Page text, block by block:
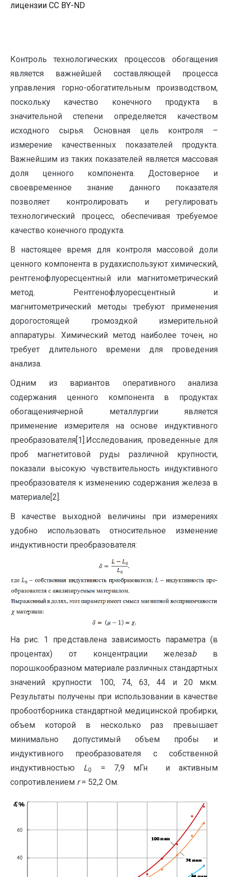
лицензии CC BY-ND
Контроль технологических процессов обогащения
является важнейшей составляющей процесса
управления горно-обогатительным производством,
поскольку качество конечного продукта в
значительной степени определяется качеством
исходного сырья. Основная цель контроля –
измерение качественных показателей продукта.
Важнейшим из таких показателей является массовая
доля ценного компонента. Достоверное и
своевременное знание данного показателя
позволяет контролировать и регулировать
технологический процесс, обеспечивая требуемое
качество конечного продукта.
В настоящее время для контроля массовой доли
ценного компонента в рудахиспользуют химический,
рентгенофлуоресцентный или магнитометрический
метод. Рентгенофлуоресцентный и
магнитометрический методы требуют применения
дорогостоящей громоздкой измерительной
аппаратуры. Химический метод наиболее точен, но
требует длительного времени для проведения
анализа.
Одним из вариантов оперативного анализа
содержания ценного компонента в продуктах
обогащениячерной металлургии является
применение измерителя на основе индуктивного
преобразователя[1].Исследования, проведенные для
проб магнетитовой руды различной крупности,
показали высокую чувствительность индуктивного
преобразователя к изменению содержания железа в
материале[2].
В качестве выходной величины при измерениях
удобно использовать относительное изменение
индуктивности преобразователя:
На рис. 1 представлена зависимость параметра (в
процентах) от концентрации железаbв
порошкообразном материале различных стандартных
значений крупности: 100, 74, 63, 44 и 20 мкм.
Результаты получены при использовании в качестве
пробоотборника стандартной медицинской пробирки,
объем которой в несколько раз превышает
минимально допустимый объем пробы и
индуктивного преобразователя с собственной
индуктивностью L0
= 7,9 мГн и активным
сопротивлением r= 52,2 Ом.